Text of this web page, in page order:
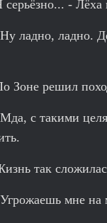
серьёзно... -
ладно, ладно.
Зоне решил
с такими
так
мне на